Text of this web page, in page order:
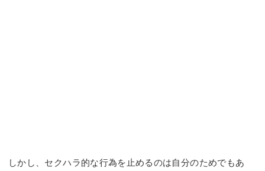
しかし、セクハラ的な行為を止めるのは自分のためでもあ